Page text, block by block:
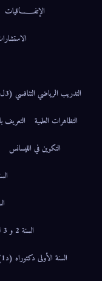
الإتفــــــاقيات
التدريب الرياضي التنافسي (3ل)
التظاهرات العلمية
التعريف
التكوين في الليسانس
السنة 1 و
السنة
السنة 2 و 3 ليسانس نشاط بدني تربوي
السنة الأولى دكتوراه (د1)